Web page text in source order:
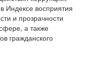
Индексе восприятия
и прозрачности
а также
гражданского